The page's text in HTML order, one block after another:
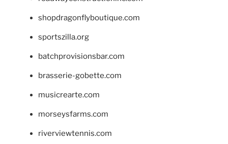
shopdragonflyboutique.com
sportszilla.org
batchprovisionsbar.com
brasserie-gobette.com
musicrearte.com
morseysfarms.com
riverviewtennis.com